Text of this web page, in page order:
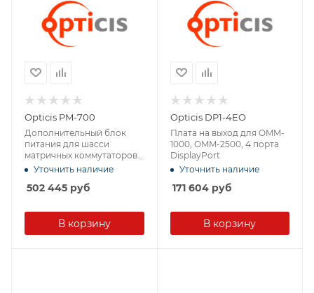
Opticis PM-700
Дополнительный блок
питания для шасси
матричных коммутаторов
OMM-2500
Уточнить наличие
502 445 руб
В корзину
Opticis DP1-4EO
Плата на выход для OMM-
1000, OMM-2500, 4 порта
DisplayPort
Уточнить наличие
171 604руб
В корзину